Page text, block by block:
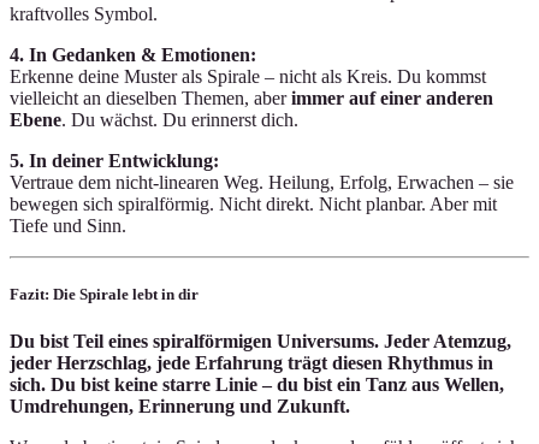
kraftvolles Symbol.
4. In Gedanken & Emotionen:
Erkenne deine Muster als Spirale – nicht als Kreis. Du kommst
vielleicht an dieselben Themen, aberimmer auf einer anderen
Ebene. Du wächst. Du erinnerst dich.
5. In deiner Entwicklung:
Vertraue dem nicht-linearen Weg. Heilung, Erfolg, Erwachen – sie
bewegen sich spiralförmig. Nicht direkt. Nicht planbar. Aber mit
Tiefe und Sinn.
Fazit: Die Spirale lebt in dir
Du bist Teil eines spiralförmigen Universums. Jeder Atemzug,
jeder Herzschlag, jede Erfahrung trägt diesen Rhythmus in
sich. Du bist keine starre Linie – du bist ein Tanz aus Wellen,
Umdrehungen, Erinnerung und Zukunft.